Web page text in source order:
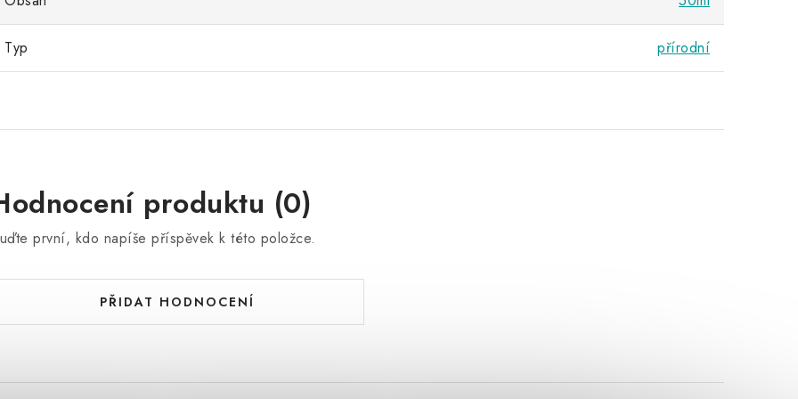
Typ přírodní
produktu (0)
první, kdo napíše příspěvek k této položce.
PŘIDAT HODNOCENÍ